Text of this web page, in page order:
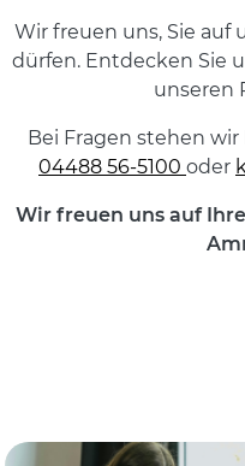
Wir freuen uns, Sie auf
dürfen. Entdecken Sie
unseren
Bei Fragen stehen
04488 56-5100 oder
Wir freuen uns auf